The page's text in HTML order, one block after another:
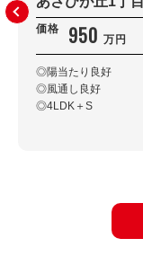
価格 950 万円
◎陽当たり良好
◎風通し良好
◎4LDK＋S